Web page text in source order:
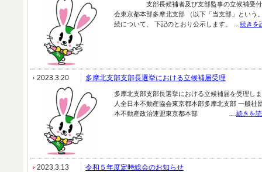
支部長候補者及び支部監事の立候補受付に
会東京都本部多摩北支部 （以下「当支部」という
続について、 下記のとおり公示します。 … 続きを
2023.3.20 多摩北支部支部長選挙における立候補届受理
多摩北支部支部長選挙における立候補届を受理
人全日本不動産協会東京都本部多摩北支部 一般
本不動産政治連盟東京都本部 … 続きを
2023.3.13 令和５年度定時総会のお知らせ